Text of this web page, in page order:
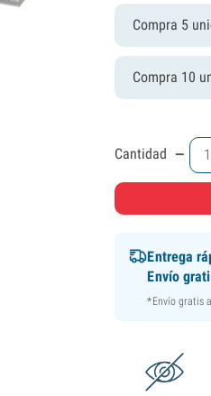
Compra 5
Compra 10
Cantidad -
Entrega
Envío
*Envío gratis